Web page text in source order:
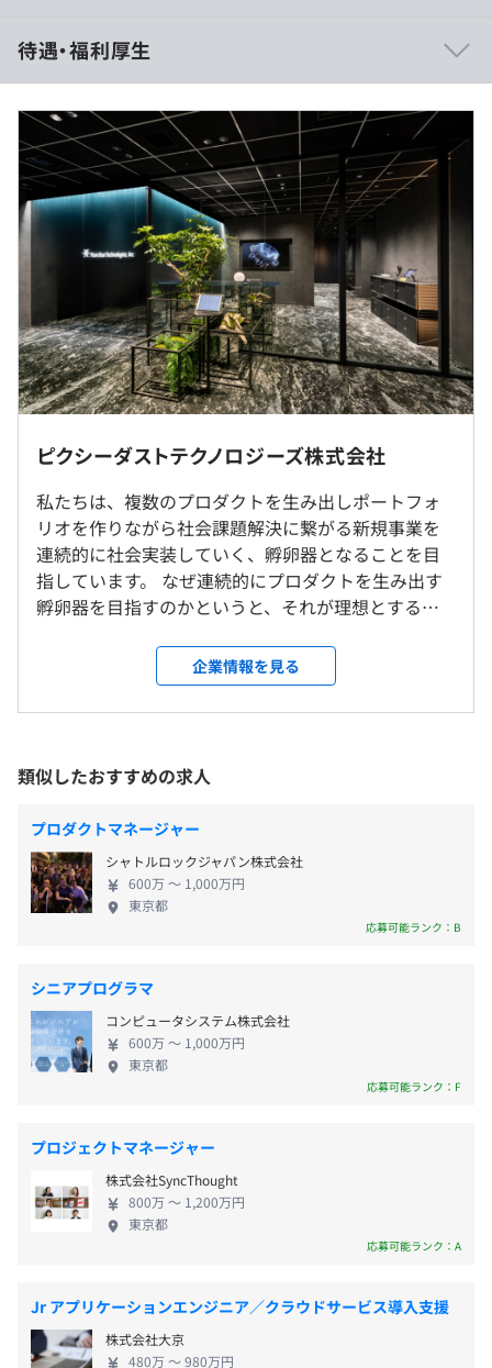
就業場所の変更範囲
＜雇入時＞
東京本社
＜変更範囲＞
会社の定める場所（テレワークを行う場所を含む）
受動喫煙防止措置に関する事項
従業員に対する受動喫煙対策：あり
待遇・福利厚生
※月給37.5万円以上（固定残業代45時間分相当/9.9万円～
含む）超過分別途支給
※経験・能力に応じて決定します。
（※想定年収は年収提示額を保証するものではありません）
フレックスタイム制（コアタイムなし/1日の標準労働時間
8時間）
※フレキシブルタイム（7:30-21:00）
※9:00-19:00の時間帯に勤務している社員が大半です。
休憩時間：休憩60分
平均残業時間：平均15時間／月
・完全週休2日制（土曜日・日曜日）、国民の祝日、年末
年始
の間に特別休暇あり）
・特別休暇（夏季休暇等）
・産前産後休暇等法定の休暇
・通勤交通費支給
年2回
社会保険完備（雇用保険、労災保険、厚生年金、健康保
険、介護保険）
ピクシーダストテクノロジーズ株式会社
私たちは、複数のプロダクトを生み出しポートフォ
リオを作りながら社会課題解決に繋がる新規事業を
連続的に社会実装していく、孵卵器となることを目
指しています。 なぜ連続的にプロダクトを生み出す
孵卵器を目指すのかというと、それが理想とする未
一つ一つのプロダクトも勿論ですが、アカデミア連
携もしながらテクノロジーで世の中をよくしてい
く、その射出装置としての孵卵器そのものが必要な
している領域は、Health care & Diversity領域（高齢
者及び障がいがある方々やそれに限られないひとび
とのQoL向上）と、Workspace/DX領域（建設/製造
などの現場のDX）の2つです。 究極的には、ピクシ
ーダストテクノロジーズが生み出す新しい技術が、
世の中を少しでも良くし、そしてそれを生み出す孵
卵器が社会に対して必要な機能として回り続けるよ
企業情報を見る
類似したおすすめの求人
プロダクトマネージャー
シャトルロックジャパン株式会社
600万 〜 1,000万円
東京都
応募可能ランク：B
シニアプログラマ
コンピュータシステム株式会社
600万 〜 1,000万円
東京都
応募可能ランク：F
プロジェクトマネージャー
株式会社SyncThought
800万 〜 1,200万円
東京都
応募可能ランク：A
Jr アプリケーションエンジニア／クラウドサービス導入支援
株式会社大京
480万 〜 980万円